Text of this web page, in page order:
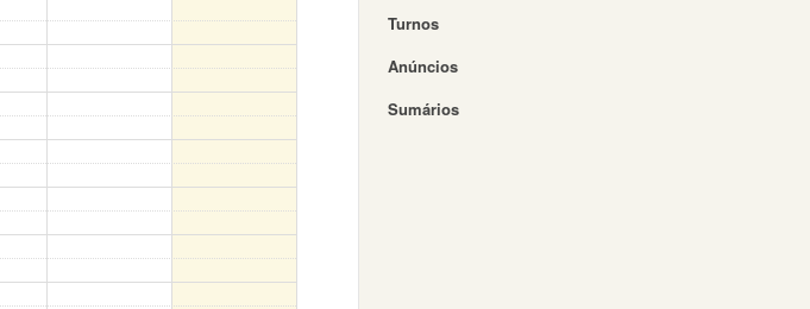
Turnos
Anúncios
Sumários